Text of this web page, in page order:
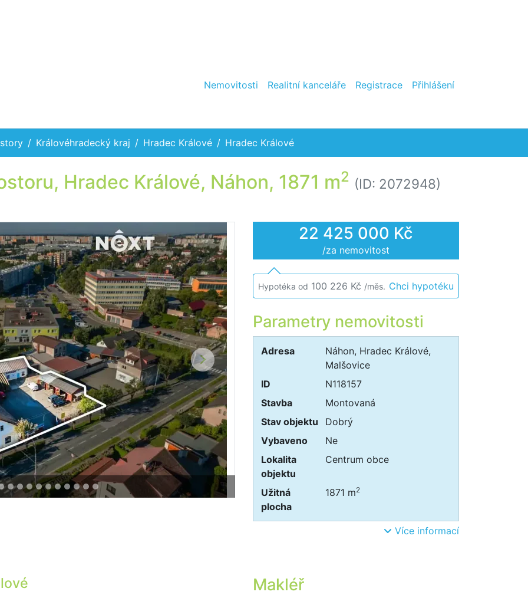
Nemovitosti Realitní kanceláře Registrace Přihlášení
Královéhradecký kraj Hradec Králové Hradec Králové
Hradec Králové, Náhon, 1871 m2 (ID: 2072948)
Další
22 425 000 Kč
/za nemovitost
Hypotéka od 100 226 Kč /měs. Chci hypotéku
Parametry nemovitosti
Adresa
Náhon, Hradec Králové,
Malšovice
ID
N118157
Stavba
Montovaná
Stav objektu
Dobrý
Vybaveno
Ne
Lokalita
objektu
Centrum obce
Užitná
plocha
1871 m2
Více informací
Makléř